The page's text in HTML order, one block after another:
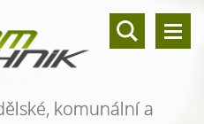
komunální a